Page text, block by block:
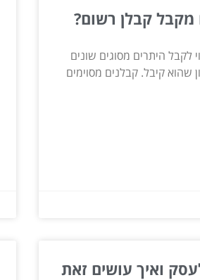
מקבל קבלן רשום?
לקבל היתרים מסוגים שונים
שהוא קיבל. קבלנים מסוימים
ואיך עושים זאת